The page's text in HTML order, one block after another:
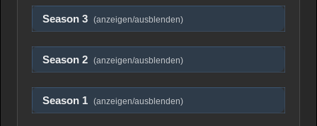
Season 3 (anzeigen/ausblenden)
Season 2 (anzeigen/ausblenden)
Season 1 (anzeigen/ausblenden)